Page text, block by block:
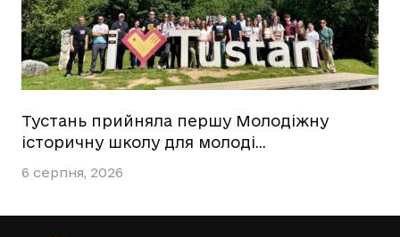
Тустань прийняла першу Молодіжну
історичну школу для молоді…
6 серпня, 2026